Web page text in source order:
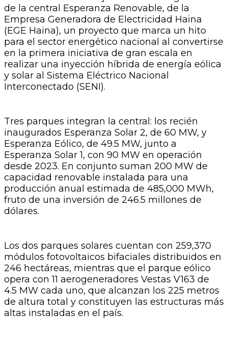
de la central Esperanza Renovable, de la
Empresa Generadora de Electricidad Haina
(EGE Haina), un proyecto que marca un hito
para el sector energético nacional al convertirse
en la primera iniciativa de gran escala en
realizar una inyección híbrida de energía eólica
y solar al Sistema Eléctrico Nacional
Interconectado (SENI).
Tres parques integran la central: los recién
inaugurados Esperanza Solar 2, de 60 MW, y
Esperanza Eólico, de 49.5 MW, junto a
Esperanza Solar 1, con 90 MW en operación
desde 2023. En conjunto suman 200 MW de
capacidad renovable instalada para una
producción anual estimada de 485,000 MWh,
fruto de una inversión de 246.5 millones de
dólares.
Los dos parques solares cuentan con 259,370
módulos fotovoltaicos bifaciales distribuidos en
246 hectáreas, mientras que el parque eólico
opera con 11 aerogeneradores Vestas V163 de
4.5 MW cada uno, que alcanzan los 225 metros
de altura total y constituyen las estructuras más
altas instaladas en el país.